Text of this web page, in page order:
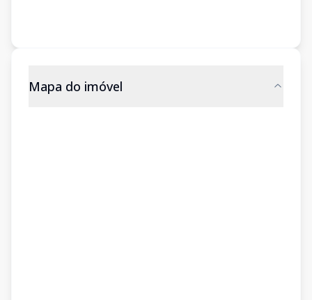
Mapa do imóvel